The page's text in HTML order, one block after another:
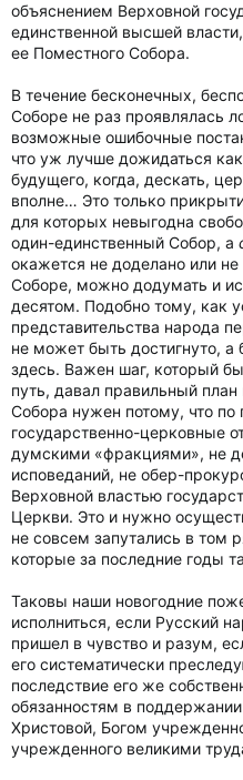
объяснением Верховной
единственной высшей
ее Поместного Собора.
В течение бесконечных,
Соборе не раз проявлялась
возможные ошибочные
что уж лучше дожидаться
будущего, когда, дескать,
вполне… Это только
для которых невыгодна
один-единственный Собор, а
окажется не доделано или
Соборе, можно додумать и
десятом. Подобно тому, как
представительства народа
не может быть достигнуто, а
здесь. Важен шаг, который
путь, давал правильный
Собора нужен потому, что по
государственно-церковные
думскими «фракциями», не
исповеданий, не обер-
Верховной властью
Церкви. Это и нужно
не совсем запутались в том
которые за последние годы
Таковы наши новогодние
исполниться, если Русский
пришел в чувство и разум,
его систематически
последствие его же
обязанностям в
Христовой, Богом
учрежденного великими